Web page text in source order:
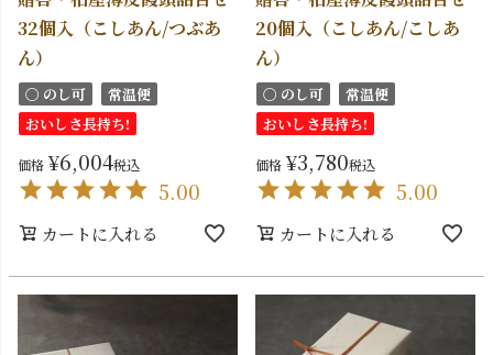
32個入（こしあん/つぶあ
ん）
〇 のし可
常温便
おいしさ長持ち!
価格 ¥6,004税込
5.00
カートに入れる
20個入（こしあん/こしあ
ん）
〇 のし可
常温便
おいしさ長持ち!
価格 ¥3,780税込
5.00
カートに入れる